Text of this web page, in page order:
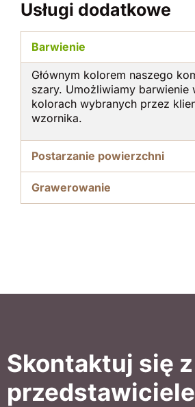
Usługi dodatkowe
Barwienie
Głównym kolorem naszego
szary. Umożliwiamy barwienie
kolorach wybranych przez
wzornika.
Postarzanie powierzchni
Grawerowanie
Skontaktuj się